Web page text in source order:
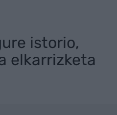
istorio,
elkarrizketa